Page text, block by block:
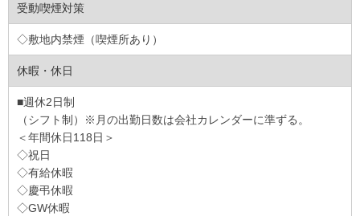
受動喫煙対策
◇敷地内禁煙（喫煙所あり）
休暇・休日
■週休2日制
（シフト制）※月の出勤日数は会社カレンダーに準ずる。
＜年間休日118日＞
◇祝日
◇有給休暇
◇慶弔休暇
◇GW休暇